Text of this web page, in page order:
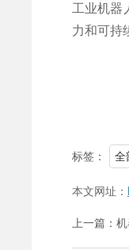
工业机器
力和可持
标签： 全
本文网址：
上一篇：